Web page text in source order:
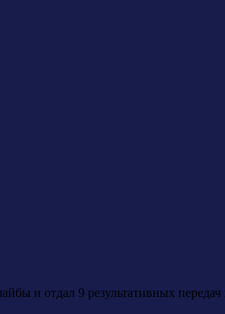
и отдал 9 результативных передач